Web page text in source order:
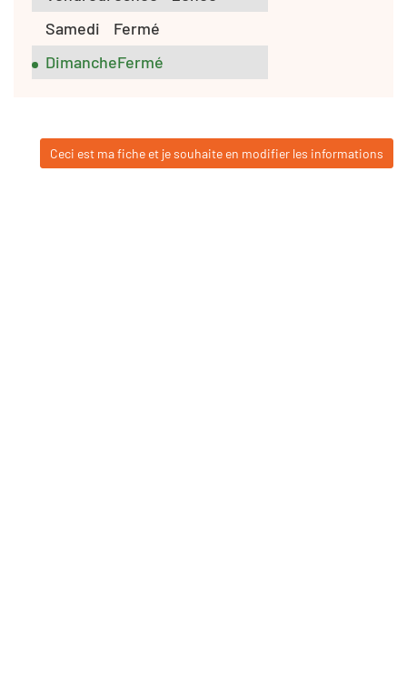
Samedi
Fermé
DimancheFermé
Ceci est ma fiche et je souhaite en modifier les informations